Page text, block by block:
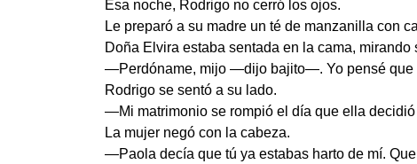
Esa noche, Rodrigo no cerró los ojos.
Le preparó a su madre un té de manzanilla con
Doña Elvira estaba sentada en la cama,
—Perdóname, mijo —dijo bajito—. Yo pensé que
Rodrigo se sentó a su lado.
—Mi matrimonio se rompió el día que ella decidió
La mujer negó con la cabeza.
—Paola decía que tú ya estabas harto de mí.